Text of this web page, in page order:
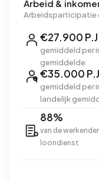
Arbeid &
Arbeidsparticipatie
€27.900
gemiddeld per
gemiddelde
€35.000
gemiddeld per
landelijk
88%
van de
loondienst